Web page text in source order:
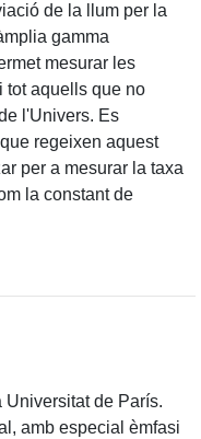
de la llum per la
gamma
mesurar les
tot aquells que no
l'Univers. Es
regeixen aquest
per a mesurar la taxa
la constant de
Universitat de París.
amb especial èmfasi